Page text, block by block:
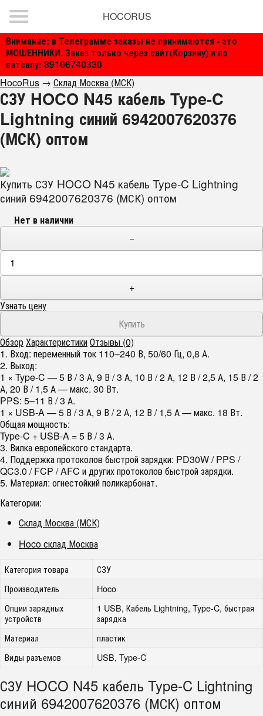
Внимание: в Телеграмме заказы не принимаются - это
МОШЕННИКИ. Заказ только через сайт(Корзину) и по
ватсапу: 89106740330.
HOCORUS
HocoRus → Склад Москва (МСК)
СЗУ HOCO N45 кабель Type-C
Lightning синий 6942007620376
(МСК) оптом
Купить СЗУ HOCO N45 кабель Type-C Lightning
синий 6942007620376 (МСК) оптом
Нет в наличии
−
+
Узнать цену
ОбзорХарактеристикиОтзывы (0)
1. Вход: переменный ток 110–240 В, 50/60 Гц, 0,8 А.
2. Выход:
1 × Type-C — 5 В / 3 А, 9 В / 3 А, 10 В / 2 А, 12 В / 2,5 А, 15 В / 2
А, 20 В / 1,5 А — макс. 30 Вт.
PPS: 5–11 В / 3 А.
1 × USB-A — 5 В / 3 А, 9 В / 2 А, 12 В / 1,5 А — макс. 18 Вт.
Общая мощность:
Type-C + USB-A = 5 В / 3 А.
3. Вилка европейского стандарта.
4. Поддержка протоколов быстрой зарядки: PD30W / PPS /
QC3.0 / FCP / AFC и других протоколов быстрой зарядки.
5. Материал: огнестойкий поликарбонат.
Категории:
Склад Москва (МСК)
Hoco склад Москва
Категория товара
СЗУ
Производитель
Hoco
Опции зарядных
устройств
1 USB, Кабель Lightning, Type-C, быстрая
зарядка
Материал
пластик
Виды разъемов
USB, Type-C
СЗУ HOCO N45 кабель Type-C Lightning
синий 6942007620376 (МСК) оптом